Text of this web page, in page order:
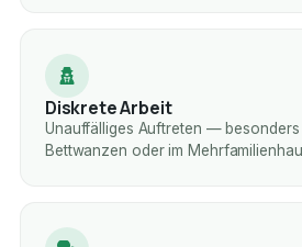
Diskrete Arbeit
Unauffälliges Auftreten — besonders
Bettwanzen oder im